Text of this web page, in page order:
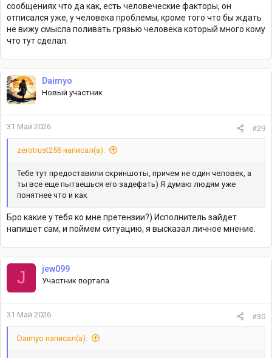
сообщениях что да как, есть человеческие факторы, он
отписался уже, у человека проблемы, кроме того что бы ждать
не вижу смысла поливать грязью человека который много кому
что тут сделал.
Daimyo
Новый участник
31 Май 2026 #29
zerotrust256 написал(а):
Тебе тут предоставили скриншоты, причем не один человек, а
ты все еще пытаешься его задефать) Я думаю людям уже
понятнее что и как
Бро какие у тебя ко мне претензии?) Исполнитель зайдет
напишет сам, и поймем ситуацию, я высказал личное мнение.
J jew099
Участник портала
31 Май 2026 #30
Daimyo написал(а):